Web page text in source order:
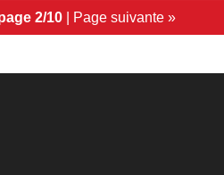
2/10 | Page suivante »